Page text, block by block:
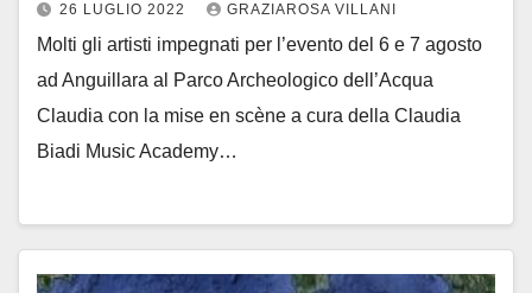
26 LUGLIO 2022 GRAZIAROSA VILLANI
Molti gli artisti impegnati per l’evento del 6 e 7 agosto
ad Anguillara al Parco Archeologico dell’Acqua
Claudia con la mise en scène a cura della Claudia
Biadi Music Academy…